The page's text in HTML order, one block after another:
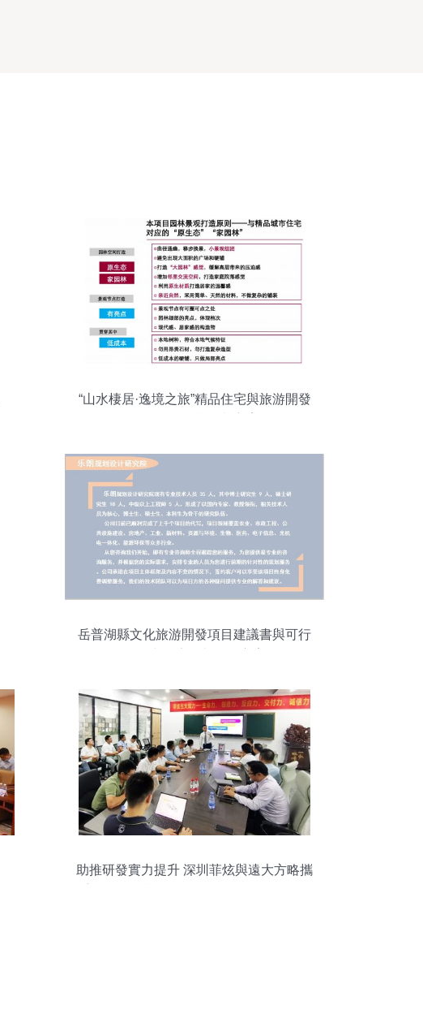
“山水棲居·逸境之旅”精品住宅與旅游開發
岳普湖縣文化旅游開發項目建議書與可行
助推研發實力提升 深圳菲炫與遠大方略攜